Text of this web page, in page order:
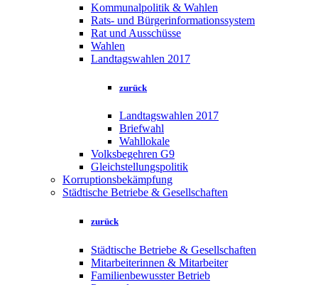
Kommunalpolitik & Wahlen
Rats- und Bürgerinformationssystem
Rat und Ausschüsse
Wahlen
Landtagswahlen 2017
zurück
Landtagswahlen 2017
Briefwahl
Wahllokale
Volksbegehren G9
Gleichstellungspolitik
Korruptionsbekämpfung
Städtische Betriebe & Gesellschaften
zurück
Städtische Betriebe & Gesellschaften
Mitarbeiterinnen & Mitarbeiter
Familienbewusster Betrieb